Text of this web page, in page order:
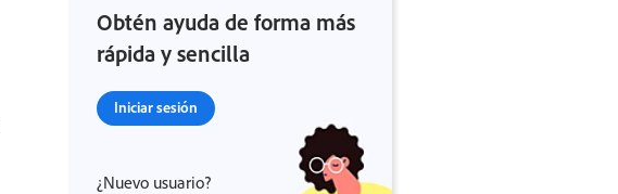
Obtén ayuda de forma más
rápida y sencilla
Iniciar sesión
¿Nuevo usuario?